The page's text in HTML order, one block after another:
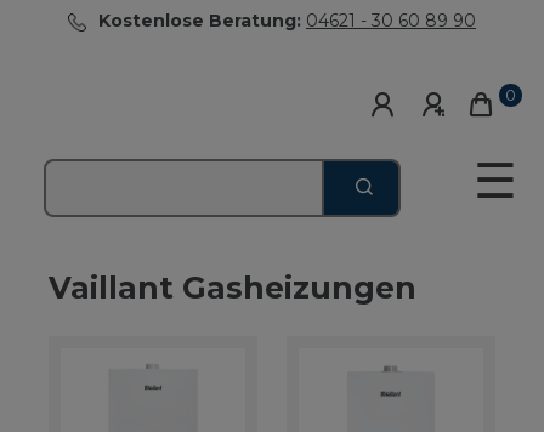
Kostenlose Beratung: 04621 - 30 60 89 90
0
☰
Vaillant Gasheizungen